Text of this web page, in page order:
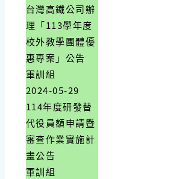
台灣高鐵公司辦
理「113學年度
校外教學團體優
惠專案」公告
軍訓組
2024-05-29
114年度研發替
代役員額申請暨
審查作業實施計
畫公告
軍訓組